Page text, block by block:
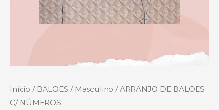
Início / BALOES / Masculino / ARRANJO DE BALÕES
C/ NÚMEROS